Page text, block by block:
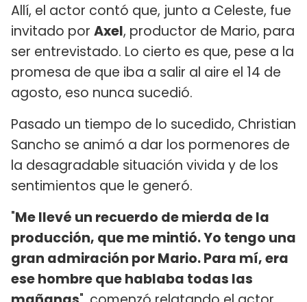
Allí, el actor contó que, junto a Celeste, fue
invitado por Axel, productor de Mario, para
ser entrevistado. Lo cierto es que, pese a la
promesa de que iba a salir al aire el 14 de
agosto, eso nunca sucedió.
Pasado un tiempo de lo sucedido, Christian
Sancho se animó a dar los pormenores de
la desagradable situación vivida y de los
sentimientos que le generó.
"Me llevé un recuerdo de mierda de la
producción, que me mintió. Yo tengo una
gran admiración por Mario. Para mí, era
ese hombre que hablaba todas las